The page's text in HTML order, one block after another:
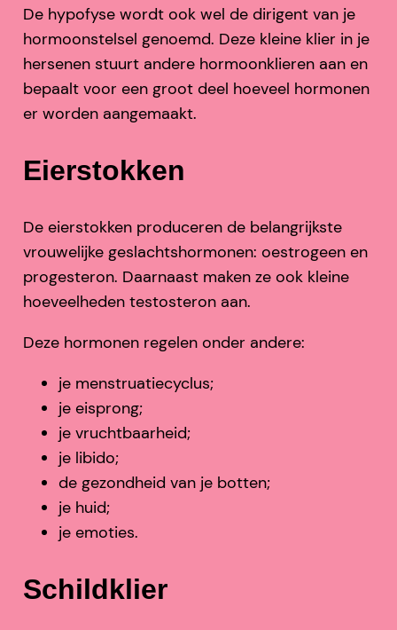
De hypofyse wordt ook wel de dirigent van je
hormoonstelsel genoemd. Deze kleine klier in je
hersenen stuurt andere hormoonklieren aan en
bepaalt voor een groot deel hoeveel hormonen
er worden aangemaakt.
Eierstokken
De eierstokken produceren de belangrijkste
vrouwelijke geslachtshormonen: oestrogeen en
progesteron. Daarnaast maken ze ook kleine
hoeveelheden testosteron aan.
Deze hormonen regelen onder andere:
je menstruatiecyclus;
je eisprong;
je vruchtbaarheid;
je libido;
de gezondheid van je botten;
je huid;
je emoties.
Schildklier